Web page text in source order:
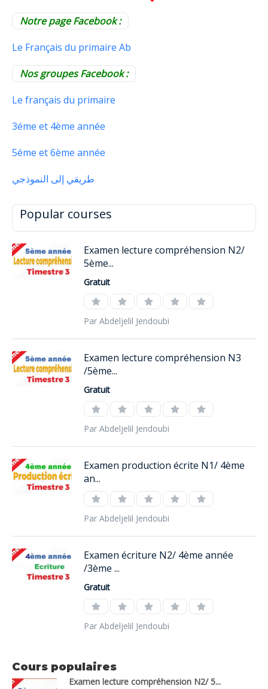
Notre page Facebook :
Le Français du primaire Ab
Nos groupes Facebook :
Le français du primaire
3éme et 4ème année
5éme et 6ème année
طريقي إلى النموذجي
Popular courses
Examen lecture compréhension N2/
5ème...
Gratuit
Par Abdeljelil Jendoubi
Examen lecture compréhension N3
/5ème...
Gratuit
Par Abdeljelil Jendoubi
Examen production écrite N1/ 4ème
an...
Par Abdeljelil Jendoubi
Examen écriture N2/ 4ème année
/3ème ...
Gratuit
Par Abdeljelil Jendoubi
Cours populaires
Examen lecture compréhension N2/ 5...